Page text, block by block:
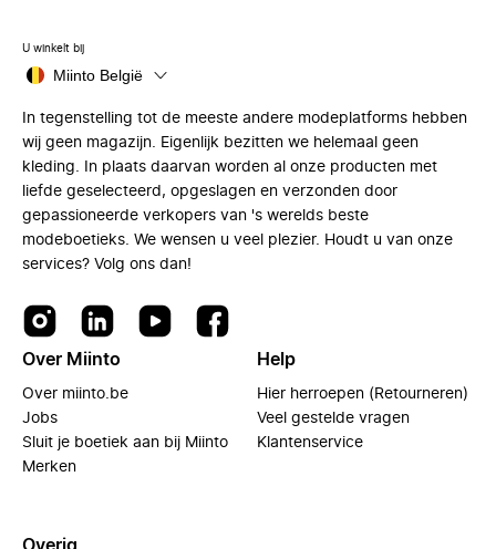
U winkelt bij
Miinto België
In tegenstelling tot de meeste andere modeplatforms hebben
wij geen magazijn. Eigenlijk bezitten we helemaal geen
kleding. In plaats daarvan worden al onze producten met
liefde geselecteerd, opgeslagen en verzonden door
gepassioneerde verkopers van 's werelds beste
modeboetieks. We wensen u veel plezier. Houdt u van onze
services? Volg ons dan!
Over Miinto
Over miinto.be
Jobs
Sluit je boetiek aan bij Miinto
Merken
Help
Hier herroepen (Retourneren)
Veel gestelde vragen
Klantenservice